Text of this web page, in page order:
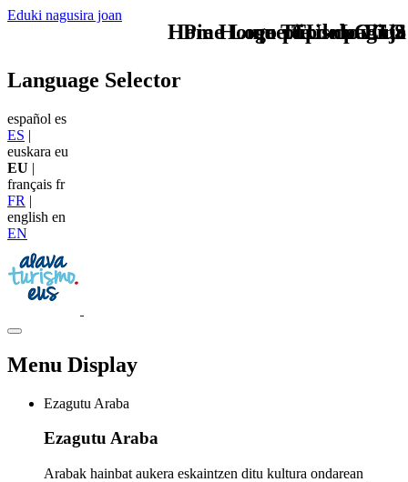
Eduki nagusira joan
TU - LOGO
Language Selector
español es
ES |
euskara eu
EU |
français fr
FR |
english en
EN
Menu Display
Ezagutu Araba
Ezagutu Araba
Arabak hainbat aukera eskaintzen ditu kultura ondarean
que tipo de viaje
Home Logo pie de página
Pie Home Turismo EUS